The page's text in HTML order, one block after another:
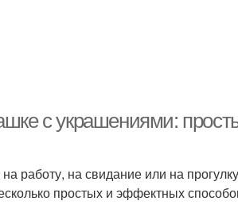
с украшениями:
работу, на свидание или на
простых и эффектных